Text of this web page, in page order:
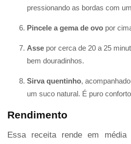
pressionando as bordas com
Pincele a gema de ovo por
Asse por cerca de 20 a 25
bem douradinhos.
Sirva quentinho,
um suco natural. É puro
Rendimento
Essa receita rende em média